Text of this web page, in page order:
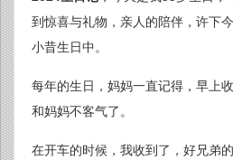
到惊喜与礼物，亲人的陪伴，许下
小昔生日中。
每年的生日，妈妈一直记得，早上
和妈妈不客气了。
在开车的时候，我收到了，好兄弟